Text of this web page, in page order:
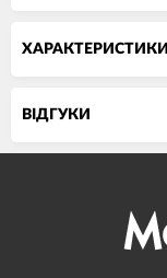
ХАРАКТЕРИСТИКИ
ВIДГУКИ